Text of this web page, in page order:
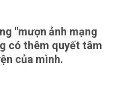
"mượn ảnh mạng
có thêm quyết tâm
của mình.